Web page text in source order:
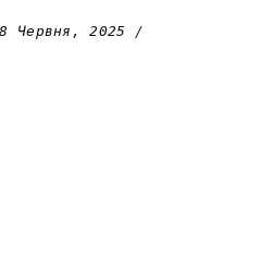
8 Червня, 2025